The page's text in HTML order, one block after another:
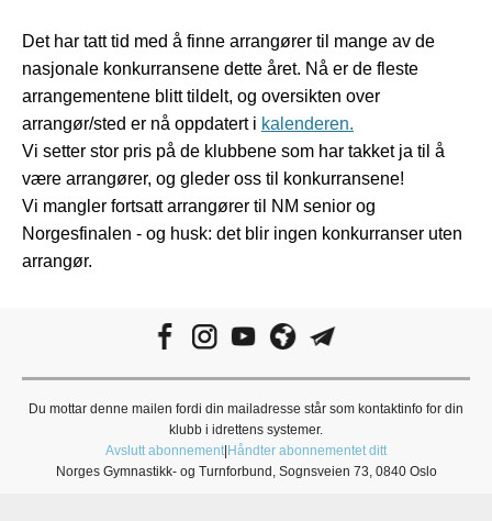
Det har tatt tid med å finne arrangører til mange av de
nasjonale konkurransene dette året. Nå er de fleste
arrangementene blitt tildelt, og oversikten over
arrangør/sted er nå oppdatert i kalenderen.
Vi setter stor pris på de klubbene som har takket ja til å
være arrangører, og gleder oss til konkurransene!
Vi mangler fortsatt arrangører til NM senior og
Norgesfinalen - og husk: det blir ingen konkurranser uten
arrangør.
Du mottar denne mailen fordi din mailadresse står som kontaktinfo for din
klubb i idrettens systemer.
Avslutt abonnement| Håndter abonnementet ditt
Norges Gymnastikk- og Turnforbund, Sognsveien 73, 0840 Oslo